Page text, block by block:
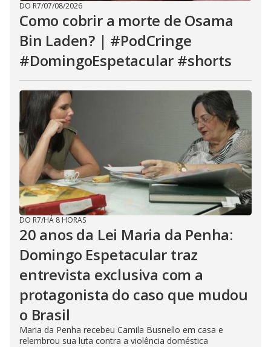
DO R7/07/08/2026
Como cobrir a morte de Osama
Bin Laden? | #PodCringe
#DomingoEspetacular #shorts
DO R7/HÁ 8 HORAS
20 anos da Lei Maria da Penha:
Domingo Espetacular traz
entrevista exclusiva com a
protagonista do caso que mudou
o Brasil
Maria da Penha recebeu Camila Busnello em casa e
relembrou sua luta contra a violência doméstica